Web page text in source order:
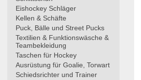
Eishockey Schläger
Kellen & Schäfte
Puck, Bälle und Street Pucks
Textilien & Funktionswäsche &
Teambekleidung
Taschen für Hockey
Ausrüstung für Goalie, Torwart
Schiedsrichter und Trainer